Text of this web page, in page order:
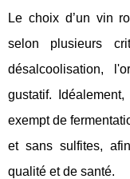
Le choix d’un vin
selon plusieurs
désalcoolisation,
gustatif.
exempt de
et sans sulfites,
qualité et de santé.